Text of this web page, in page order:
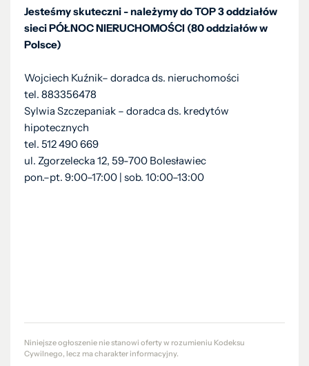
Jesteśmy skuteczni - należymy do TOP 3 oddziałów
sieci PÓŁNOC NIERUCHOMOŚCI (80 oddziałów w
Polsce)
Wojciech Kuźnik– doradca ds. nieruchomości
tel. 883356478
Sylwia Szczepaniak – doradca ds. kredytów
hipotecznych
tel. 512 490 669
ul. Zgorzelecka 12, 59-700 Bolesławiec
pon.–pt. 9:00–17:00 | sob. 10:00–13:00
Niniejsze ogłoszenie nie stanowi oferty w rozumieniu Kodeksu
Cywilnego, lecz ma charakter informacyjny.